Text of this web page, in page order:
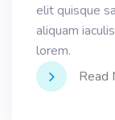
elit quisque
aliquam
lorem.
Read